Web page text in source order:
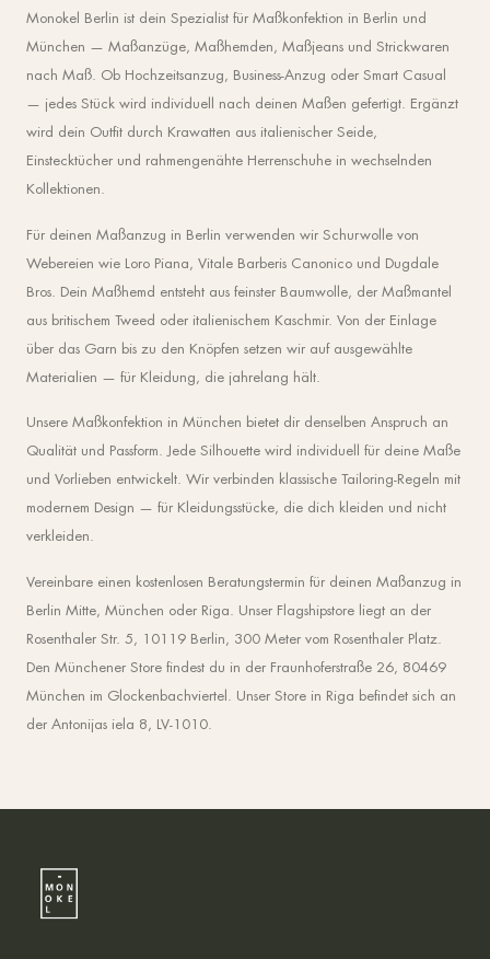
Monokel Berlin ist dein Spezialist für Maßkonfektion in Berlin und
München — Maßanzüge, Maßhemden, Maßjeans und Strickwaren
nach Maß. Ob Hochzeitsanzug, Business-Anzug oder Smart Casual
— jedes Stück wird individuell nach deinen Maßen gefertigt. Ergänzt
wird dein Outfit durch Krawatten aus italienischer Seide,
Einstecktücher und rahmengenähte Herrenschuhe in wechselnden
Kollektionen.
Für deinen Maßanzug in Berlin verwenden wir Schurwolle von
Webereien wie Loro Piana, Vitale Barberis Canonico und Dugdale
Bros. Dein Maßhemd entsteht aus feinster Baumwolle, der Maßmantel
aus britischem Tweed oder italienischem Kaschmir. Von der Einlage
über das Garn bis zu den Knöpfen setzen wir auf ausgewählte
Materialien — für Kleidung, die jahrelang hält.
Unsere Maßkonfektion in München bietet dir denselben Anspruch an
Qualität und Passform. Jede Silhouette wird individuell für deine Maße
und Vorlieben entwickelt. Wir verbinden klassische Tailoring-Regeln mit
modernem Design — für Kleidungsstücke, die dich kleiden und nicht
verkleiden.
Vereinbare einen kostenlosen Beratungstermin für deinen Maßanzug in
Berlin Mitte, München oder Riga. Unser Flagshipstore liegt an der
Rosenthaler Str. 5, 10119 Berlin, 300 Meter vom Rosenthaler Platz.
Den Münchener Store findest du in der Fraunhoferstraße 26, 80469
München im Glockenbachviertel. Unser Store in Riga befindet sich an
der Antonijas iela 8, LV-1010.